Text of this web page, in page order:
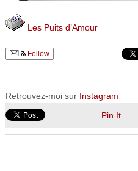
Les Puits d’Amour
Follow
Retrouvez-moi sur Instagram
Pin It